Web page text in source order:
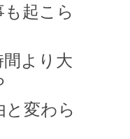
も起こら
より大
と変わら